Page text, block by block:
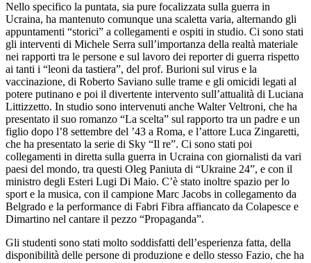
Nello specifico la puntata, sia pure focalizzata sulla guerra in
Ucraina, ha mantenuto comunque una scaletta varia, alternando gli
appuntamenti “storici” a collegamenti e ospiti in studio. Ci sono stati
gli interventi di Michele Serra sull’importanza della realtà materiale
nei rapporti tra le persone e sul lavoro dei reporter di guerra rispetto
ai tanti i “leoni da tastiera”, del prof. Burioni sul virus e la
vaccinazione, di Roberto Saviano sulle trame e gli omicidi legati al
potere putinano e poi il divertente intervento sull’attualità di Luciana
Littizzetto. In studio sono intervenuti anche Walter Veltroni, che ha
presentato il suo romanzo “La scelta” sul rapporto tra un padre e un
figlio dopo l’8 settembre del ’43 a Roma, e l’attore Luca Zingaretti,
che ha presentato la serie di Sky “Il re”. Ci sono stati poi
collegamenti in diretta sulla guerra in Ucraina con giornalisti da vari
paesi del mondo, tra questi Oleg Paniuta di “Ukraine 24”, e con il
ministro degli Esteri Lugi Di Maio. C’è stato inoltre spazio per lo
sport e la musica, con il campione Marc Jacobs in collegamento da
Belgrado e la performance di Fabri Fibra affiancato da Colapesce e
Dimartino nel cantare il pezzo “Propaganda”.
Gli studenti sono stati molto soddisfatti dell’esperienza fatta, della
disponibilità delle persone di produzione e dello stesso Fazio, che ha